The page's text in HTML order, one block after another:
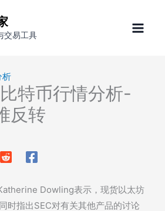
交易工具
析
特币行情分析-
反转
Dowling表示，现货以太坊
时指出SEC对有关其他产品的讨论